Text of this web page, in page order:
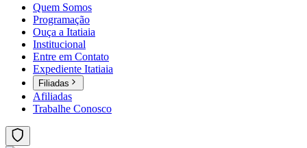
Quem Somos
Programação
Ouça a Itatiaia
Institucional
Entre em Contato
Expediente Itatiaia
Filiadas
Afiliadas
Trabalhe Conosco